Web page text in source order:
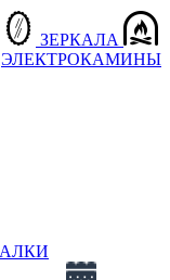
ЗЕРКАЛА
ЭЛЕКТРОКАМИНЫ